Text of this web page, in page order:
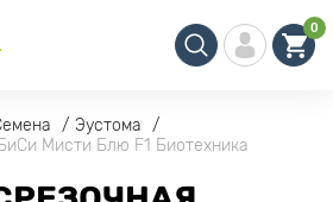
0
Эустома
Мисти Блю F1 Биотехника